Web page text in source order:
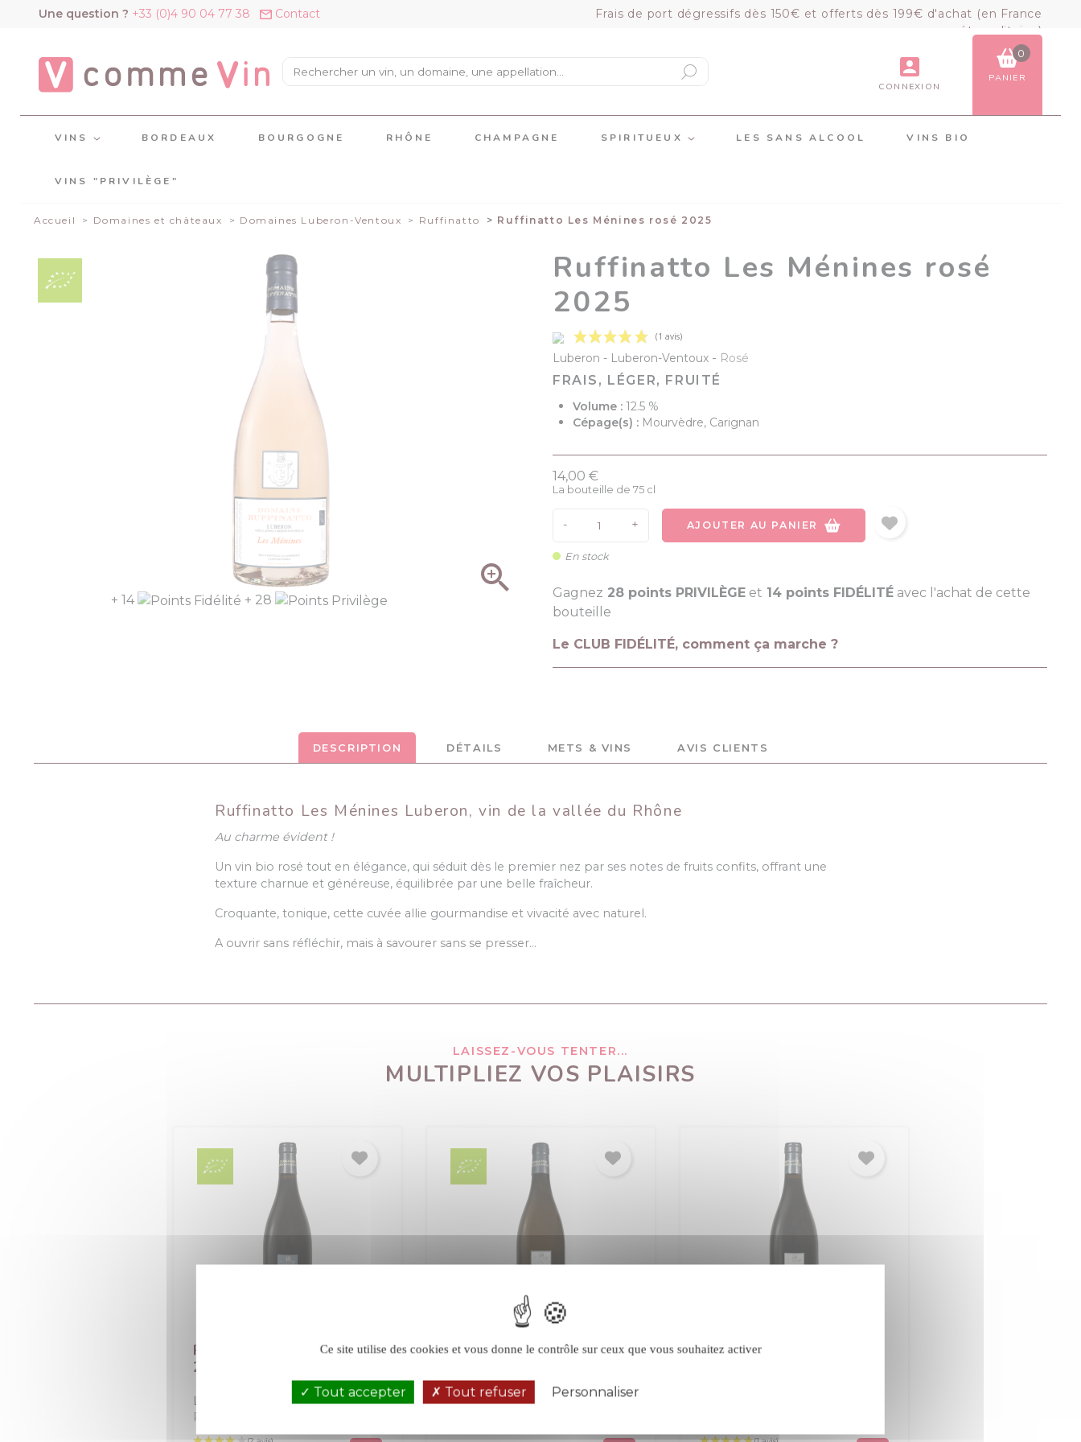
Une question ? +33 (0)4 90 04 77 38 Contact
Frais de port dégressifs dès 150€ et offerts dès 199€ d'achat (en France
métropolitaine)
CONNEXION
0
PANIER
VOIR LE PANIER COMMANDER
VINS BORDEAUX BOURGOGNE RHÔNE CHAMPAGNE SPIRITUEUX LES SANS ALCOOL VINS BIO
VINS "PRIVILÈGE"
Accueil Domaines et châteaux Domaines Luberon-Ventoux Ruffinatto Ruffinatto Les Ménines rosé 2025
+ 14 + 28

Ruffinatto Les Ménines rosé
2025
Luberon Luberon-Ventoux - Rosé
FRAIS, LÉGER, FRUITÉ
Volume : 12.5 %
Cépage(s) : Mourvèdre, Carignan
14,00 €
La bouteille de 75 cl
- + AJOUTER AU PANIER
En stock
Gagnez 28 points PRIVILÈGE et 14 points FIDÉLITÉ avec l'achat de cette
bouteille
Le CLUB FIDÉLITÉ, comment ça marche ?
DESCRIPTION DÉTAILS METS & VINS AVIS CLIENTS
Ruffinatto Les Ménines Luberon, vin de la vallée du Rhône
Au charme évident !
Un vin bio rosé tout en élégance, qui séduit dès le premier nez par ses notes de fruits confits, offrant une
texture charnue et généreuse, équilibrée par une belle fraîcheur.
Croquante, tonique, cette cuvée allie gourmandise et vivacité avec naturel.
A ouvrir sans réfléchir, mais à savourer sans se presser…
LAISSEZ-VOUS TENTER...
MULTIPLIEZ VOS PLAISIRS
Ruffinatto L'Infante rouge
2023
Luberon
Luberon-Ventoux
Rouge
Ruffinatto Les Ménines
Luberon
Luberon-Ventoux
Ruffinatto Les Ménines
Panneau de gestion des cookies
Ce site utilise des cookies et vous donne le contrôle sur ceux que vous souhaitez activer
Tout accepter Tout refuser Personnaliser